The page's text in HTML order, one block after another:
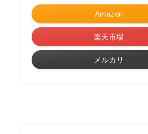
Amazon
楽天市場
メルカリ